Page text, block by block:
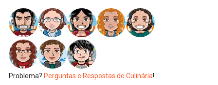
Problema? Perguntas e Respostas de Culinária!